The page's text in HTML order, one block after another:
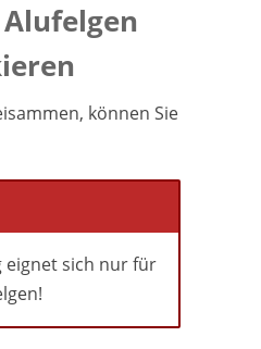
können Sie
eignet sich nur für